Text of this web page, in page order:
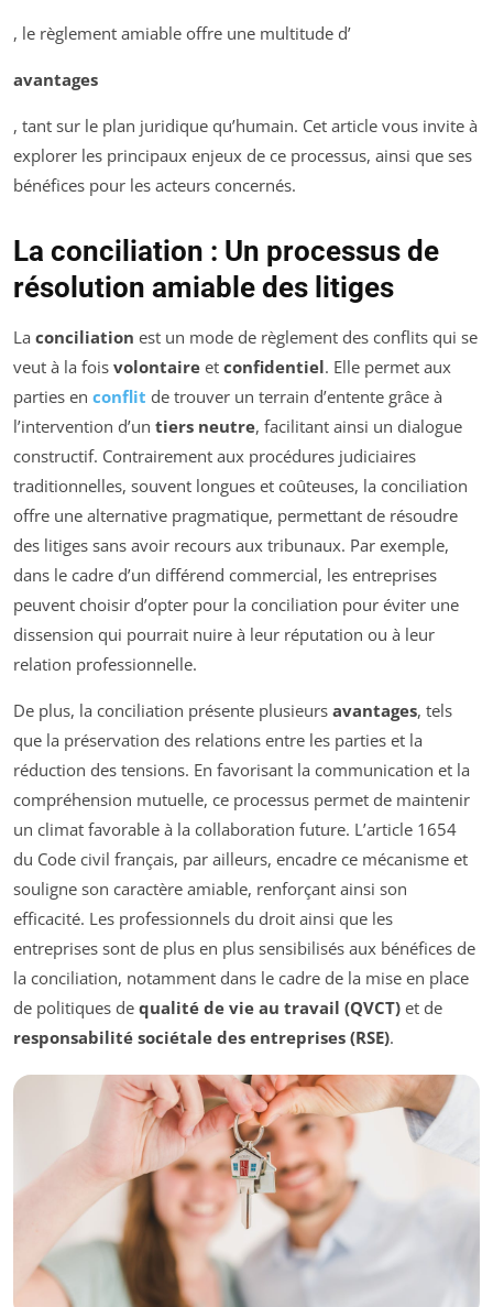
, le règlement amiable offre une multitude d’
avantages
, tant sur le plan juridique qu’humain. Cet article vous invite à
explorer les principaux enjeux de ce processus, ainsi que ses
bénéfices pour les acteurs concernés.
La conciliation : Un processus de
résolution amiable des litiges
La conciliation est un mode de règlement des conflits qui se
veut à la fois volontaire et confidentiel. Elle permet aux
parties en conflit de trouver un terrain d’entente grâce à
l’intervention d’un tiers neutre, facilitant ainsi un dialogue
constructif. Contrairement aux procédures judiciaires
traditionnelles, souvent longues et coûteuses, la conciliation
offre une alternative pragmatique, permettant de résoudre
des litiges sans avoir recours aux tribunaux. Par exemple,
dans le cadre d’un différend commercial, les entreprises
peuvent choisir d’opter pour la conciliation pour éviter une
dissension qui pourrait nuire à leur réputation ou à leur
relation professionnelle.
De plus, la conciliation présente plusieurs avantages, tels
que la préservation des relations entre les parties et la
réduction des tensions. En favorisant la communication et la
compréhension mutuelle, ce processus permet de maintenir
un climat favorable à la collaboration future. L’article 1654
du Code civil français, par ailleurs, encadre ce mécanisme et
souligne son caractère amiable, renforçant ainsi son
efficacité. Les professionnels du droit ainsi que les
entreprises sont de plus en plus sensibilisés aux bénéfices de
la conciliation, notamment dans le cadre de la mise en place
de politiques de qualité de vie au travail (QVCT) et de
responsabilité sociétale des entreprises (RSE).